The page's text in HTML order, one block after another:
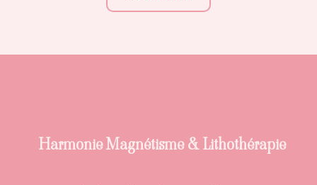
Harmonie Magnétisme & Lithothérapie